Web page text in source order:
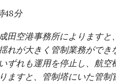
48分
田空港事務所によります
れが大きく管制業務がで
ずれも運用を停止し、航
ますと、管制塔にいた管